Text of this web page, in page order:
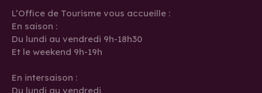
L’Office de Tourisme vous accueille :
En saison :
Du lundi au vendredi 9h-18h30
Et le weekend 9h-19h
En intersaison :
Du lundi au vendredi